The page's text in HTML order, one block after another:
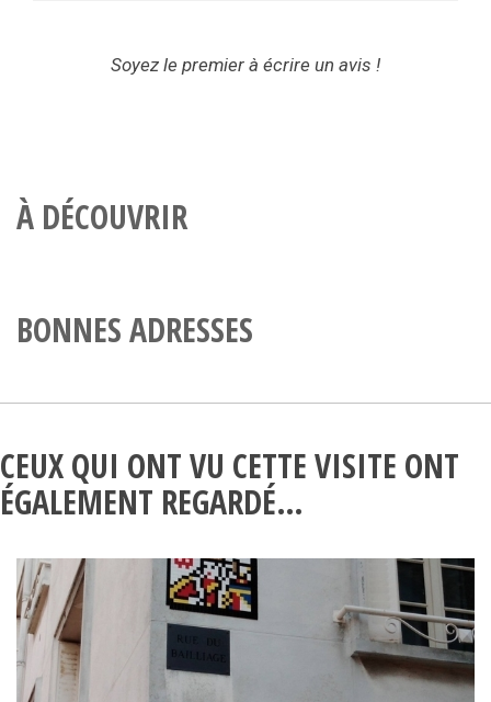
Soyez le premier à écrire un avis !
À DÉCOUVRIR
BONNES ADRESSES
CEUX QUI ONT VU CETTE VISITE ONT
ÉGALEMENT REGARDÉ…